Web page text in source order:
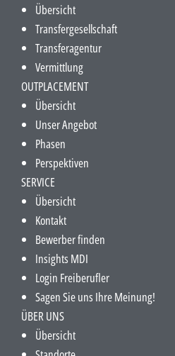
Übersicht
Transfergesellschaft
Transferagentur
Vermittlung
OUTPLACEMENT
Übersicht
Unser Angebot
Phasen
Perspektiven
SERVICE
Übersicht
Kontakt
Bewerber finden
Insights MDI
Login Freiberufler
Sagen Sie uns Ihre Meinung!
ÜBER UNS
Übersicht